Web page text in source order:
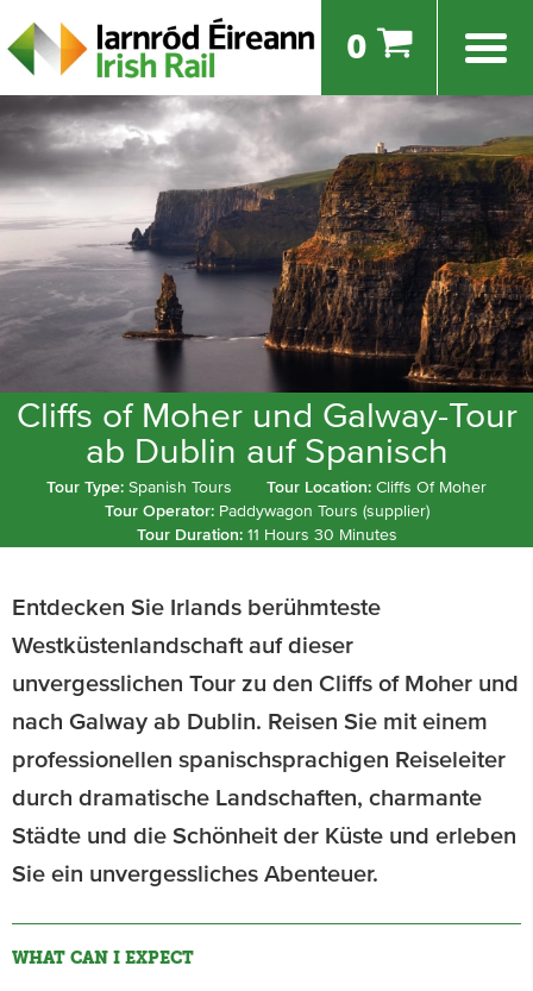
0
Cliffs of Moher und Galway-Tour
ab Dublin auf Spanisch
Tour Type: Spanish Tours Tour Location: Cliffs Of Moher
Tour Operator: Paddywagon Tours (supplier)
Tour Duration: 11 Hours 30 Minutes
Entdecken Sie Irlands berühmteste
Westküstenlandschaft auf dieser
unvergesslichen Tour zu den Cliffs of Moher und
nach Galway ab Dublin. Reisen Sie mit einem
professionellen spanischsprachigen Reiseleiter
durch dramatische Landschaften, charmante
Städte und die Schönheit der Küste und erleben
Sie ein unvergessliches Abenteuer.
WHAT CAN I EXPECT